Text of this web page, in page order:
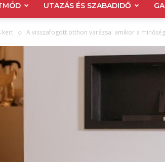
UTAZÁS ÉS SZABADIDŐ
kert A visszafogott otthon varázsa: amikor a